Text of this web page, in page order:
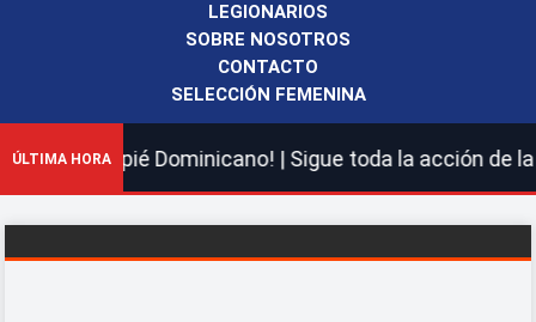
LEGIONARIOS
SOBRE NOSOTROS
CONTACTO
SELECCIÓN FEMENINA
ÚLTIMA HORA
Balompié Dominicano! | Sigue toda la acción de la